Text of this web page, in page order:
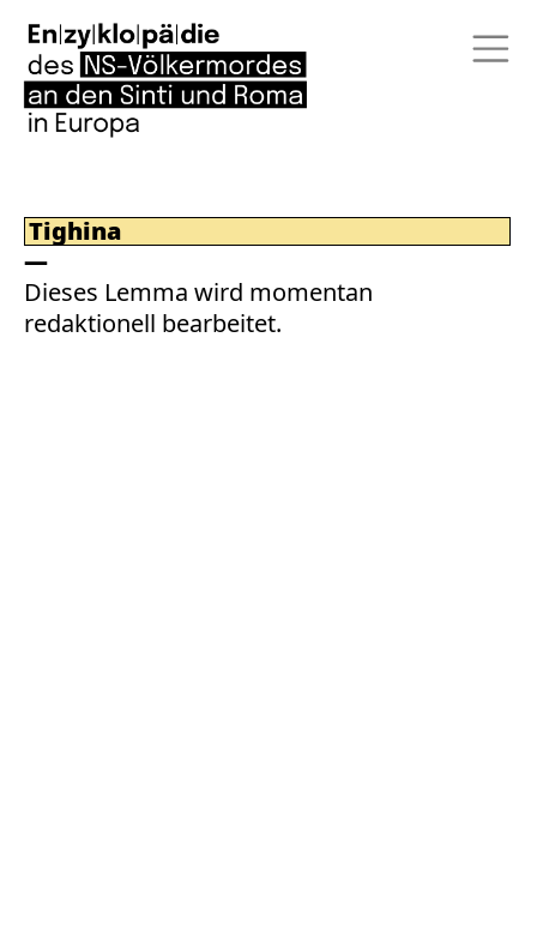
Tighina
Dieses Lemma wird momentan
redaktionell bearbeitet.